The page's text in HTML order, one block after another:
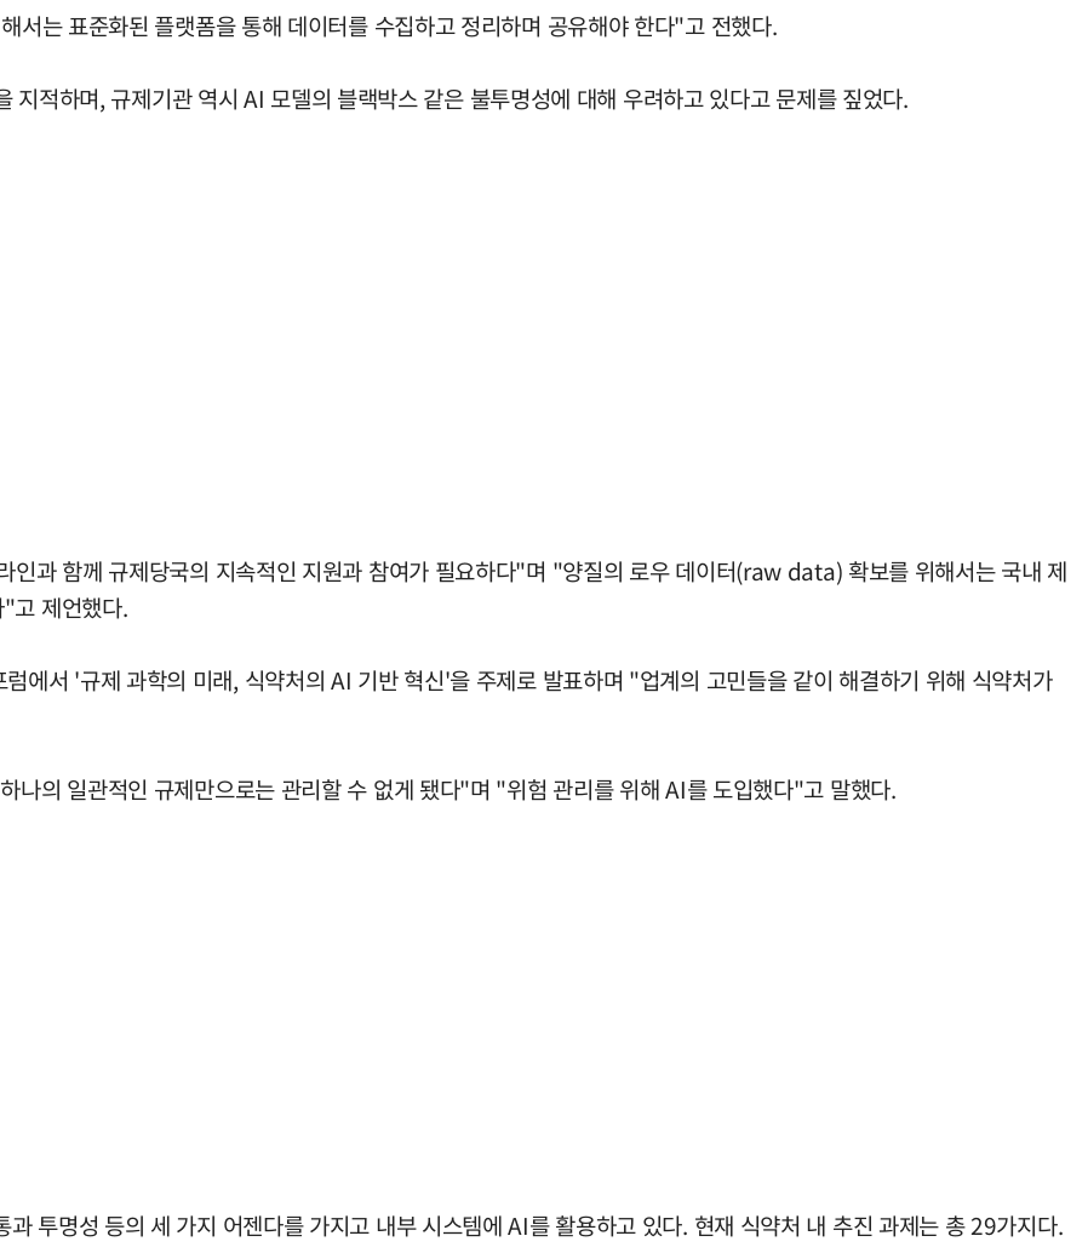
서는 표준화된 플랫폼을 통해 데이터를 수집하고 정리하며 공유해야 한다"고 전했다.
지적하며, 규제기관 역시 AI 모델의 블랙박스 같은 불투명성에 대해 우려하고 있다고 문제를 짚었다.
인과 함께 규제당국의 지속적인 지원과 참여가 필요하다"며 "양질의 로우 데이터(raw data) 확보를 위해서는 국내 제
고 제언했다.
에서 '규제 과학의 미래, 식약처의 AI 기반 혁신'을 주제로 발표하며 "업계의 고민들을 같이 해결하기 위해 식약처가
나의 일관적인 규제만으로는 관리할 수 없게 됐다"며 "위험 관리를 위해 AI를 도입했다"고 말했다.
명성 등의 세 가지 어젠다를 가지고 내부 시스템에 AI를 활용하고 있다. 현재 식약처 내 추진 과제는 총 29가지다.